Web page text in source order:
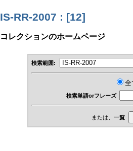
IS-RR-2007 : [12]
コレクションのホームページ
検索範囲:
検索単語orフレーズ
または、 一覧